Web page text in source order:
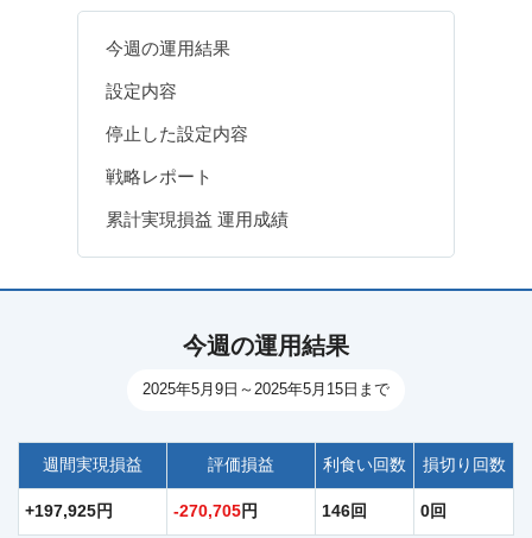
今週の運用結果
2025年5月9日～2025年5月15日まで
週間実現損益 評価損益 利食い回数 損切り回数
+197,925円 -270,705 円 146回 0回
今週の運用結果
設定内容
停止した設定内容
戦略レポート
累計実現損益 運用成績